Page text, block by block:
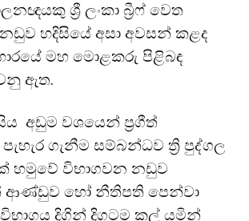
ශ්‍රී ලංකා බ්‍රීෆ් වෙත
හදිසියේ අසා අවසන් කළද
මහ මොළකරු පිළිබඳ
ඇත.
අඩුම වශයෙන් ප්‍රගීත්
ගැනීම සම්බන්ධව ත්‍රි පුද්ගල
හමුවේ විභාගවන නඩුව
ආණ්ඩුව හෝ නීතිපති පෙන්වා
දිගින් දිගටම කල් යමින්